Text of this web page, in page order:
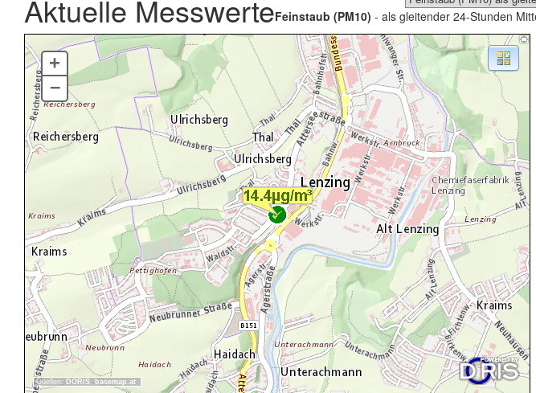
Aktuelle MesswerteFeinstaub (PM10) - als gleitender 24-Stunden
Quellen: DORIS, basemap.at
+
–